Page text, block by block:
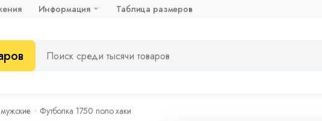
Информация Таблица размеров
Футболка 1750 поло хаки